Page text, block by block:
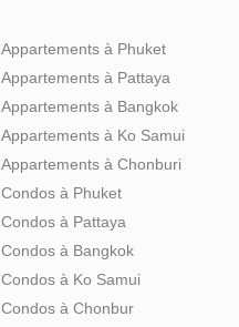
Appartements à Phuket
Appartements à Pattaya
Appartements à Bangkok
Appartements à Ko Samui
Appartements à Chonburi
Condos à Phuket
Condos à Pattaya
Condos à Bangkok
Condos à Ko Samui
Condos à Chonbur